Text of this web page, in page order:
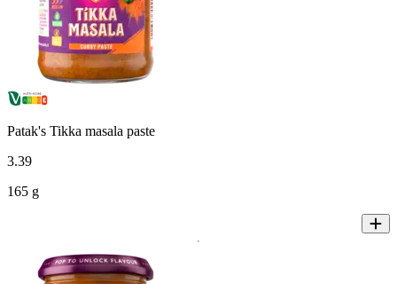
Patak's Tikka masala paste
3.39
165 g